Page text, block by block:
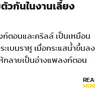
วกันในงานเลี้ยง
ตอนและคริลล์ เป็นเหมือน
เบนราหู เมื่อกระแสน้ำขึ้นลง
กลายเป็นอ่างแพลงก์ตอน
รื่อง…